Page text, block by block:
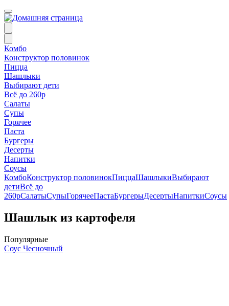
Комбо
Конструктор половинок
Пицца
Шашлыки
Выбирают дети
Всё до 260р
Салаты
Супы
Горячее
Паста
Бургеры
Десерты
Напитки
Соусы
КомбоКонструктор половинокПиццаШашлыкиВыбирают
детиВсё до
260рСалатыСупыГорячееПастаБургерыДесертыНапиткиСоусы
Шашлык из картофеля
Популярные
Соус Чесночный